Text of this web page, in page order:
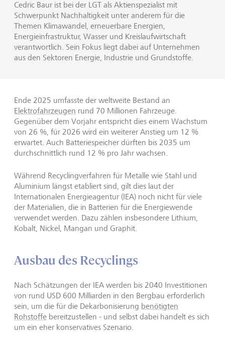
Cedric Baur ist bei der LGT als Aktienspezialist mit
Schwerpunkt Nachhaltigkeit unter anderem für die
Themen Klimawandel, erneuerbare Energien,
Energieinfrastruktur, Wasser und Kreislaufwirtschaft
verantwortlich. Sein Fokus liegt dabei auf Unternehmen
aus den Sektoren Energie, Industrie und Grundstoffe.
Ende 2025 umfasste der weltweite Bestand an
Elektrofahrzeugen rund 70 Millionen Fahrzeuge.
Gegenüber dem Vorjahr entspricht dies einem Wachstum
von 26 %, für 2026 wird ein weiterer Anstieg um 12 %
erwartet. Auch Batteriespeicher dürften bis 2035 um
durchschnittlich rund 12 % pro Jahr wachsen.
Während Recyclingverfahren für Metalle wie Stahl und
Aluminium längst etabliert sind, gilt dies laut der
Internationalen Energieagentur (IEA) noch nicht für viele
der Materialien, die in Batterien für die Energiewende
verwendet werden. Dazu zählen insbesondere Lithium,
Kobalt, Nickel, Mangan und Graphit.
Ausbau des Recyclings
Nach Schätzungen der IEA werden bis 2040 Investitionen
von rund USD 600 Milliarden in den Bergbau erforderlich
sein, um die für die Dekarbonisierung benötigten
Rohstoffe bereitzustellen - und selbst dabei handelt es sich
um ein eher konservatives Szenario.